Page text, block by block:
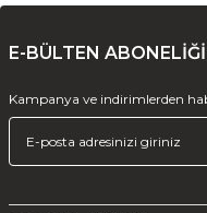
E-BÜLTEN ABONELİĞİ
Kampanya ve indirimlerden